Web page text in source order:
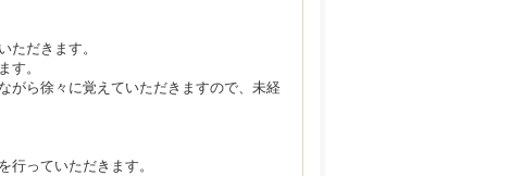
ただきます。
す。
がら徐々に覚えていただきますので、未経
行っていただきます。